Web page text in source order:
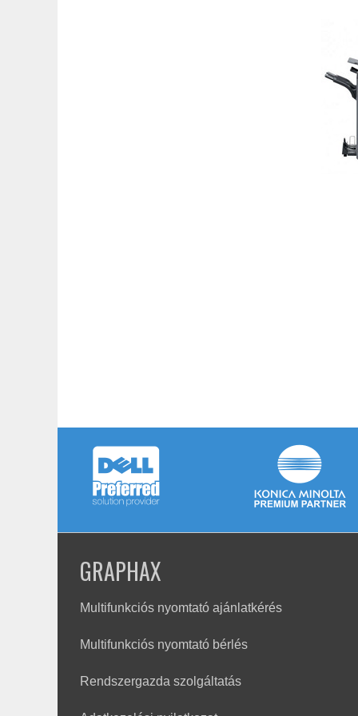
GRAPHAX
Multifunkciós nyomtató ajánlatkérés
Multifunkciós nyomtató bérlés
Rendszergazda szolgáltatás